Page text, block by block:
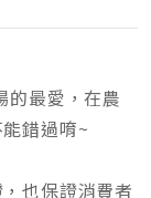
的最愛，在農
錯過唷~
也保證消費者